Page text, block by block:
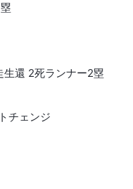
還 2死ランナー2塁
チェンジ